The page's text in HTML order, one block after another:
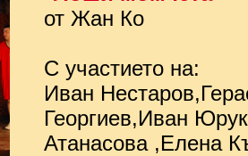
от Жан Ко
С участието на:
Иван
Георгиев,Иван
Атанасова ,Елена